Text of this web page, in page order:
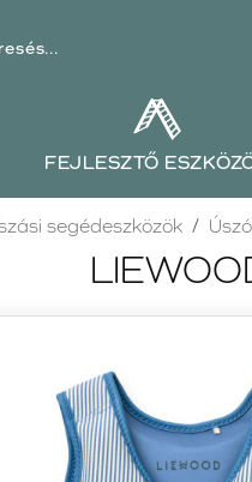
FEJLESZTŐ
segédeszközök